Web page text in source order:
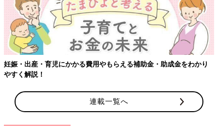
妊娠・出産・育児にかかる費用やもらえる補助金・助成金をわかり
やすく解説！
連載一覧へ